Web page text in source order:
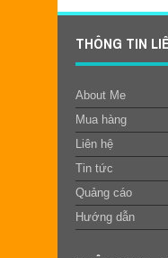
THÔNG TIN
About Me
Mua hàng
Liên hệ
Tin tức
Quảng cáo
Hướng dẫn